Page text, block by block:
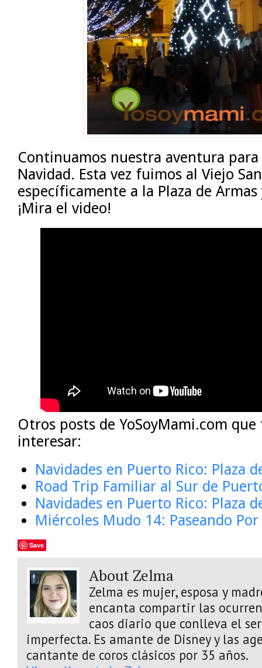
Continuamos nuestra aventura para
Navidad. Esta vez fuimos al Viejo
específicamente a la Plaza de Armas
¡Mira el video!
Otros posts de YoSoyMami.com
interesar:
Navidades en Puerto Rico: Plaza
Road Trip Familiar al Sur de
Navidades en Puerto Rico: Plaza
Miércoles Mudo 14: Paseando
Save
About Zelma
Zelma es mujer, esposa y
encanta compartir las
caos diario que conlleva el
imperfecta. Es amante de Disney y las
cantante de coros clásicos por 35 años.